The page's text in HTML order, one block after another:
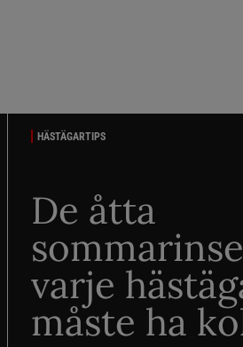
HÄSTÄGARTIPS
De åtta
varje
måste ha